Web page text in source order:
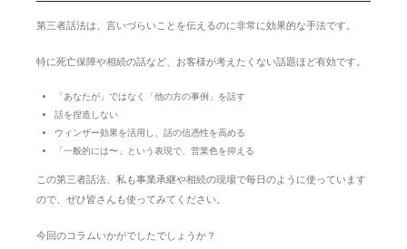
第三者話法は、言いづらいことを伝えるのに非常に効果的な手法です。
特に死亡保障や相続の話など、お客様が考えたくない話題ほど有効です。
「あなたが」ではなく「他の方の事例」を話す
話を捏造しない
ウィンザー効果を活用し、話の信憑性を高める
「一般的には〜」という表現で、営業色を抑える
この第三者話法、私も事業承継や相続の現場で毎日のように使っています
ので、ぜひ皆さんも使ってみてください。
今回のコラムいかがでしたでしょうか？